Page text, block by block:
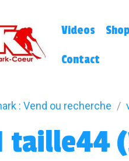
Videos
Contact
: Vend ou recherche
taille44